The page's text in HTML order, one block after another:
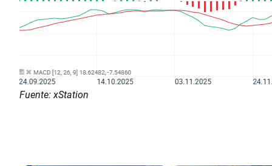
Fuente: xStation